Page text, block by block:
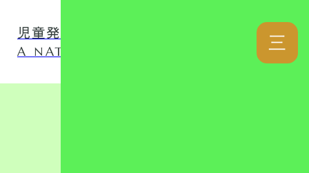
児童発達支援事業所 ナチュファミ
A NATURAL LOVER FAMILY 三